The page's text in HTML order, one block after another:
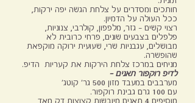
חותכים ומסדרים על צלחת הגשה יפה ירקות,
ככל העולה על הדמיון.
רצוי קשים – גזר, מלפפון, קולרבי, צנוניות,
פלפלים בצבעים שונים, פרחי כרובית לא
מבושלים, עגבניות שרי, שעועית ירוקה מוקפאת
שהופשרה.
מניחים במרכז צלחת הירקות את קעריות הדיפ.
לדיפ רוקפור תאנים –
מערבבים במעבד מזון 500 גר' קוטג'
עם 100 גרם גבינת רוקפור.
מוסיפים 4 תאנים מיובשות קצוצות דק מאד